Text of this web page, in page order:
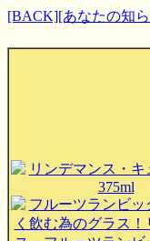
[BACK][あなたの知